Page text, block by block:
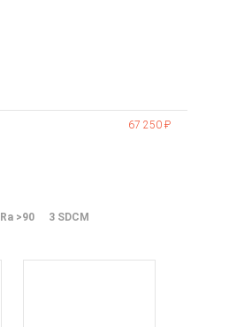
67 250 ₽
Ra >90 3 SDCM